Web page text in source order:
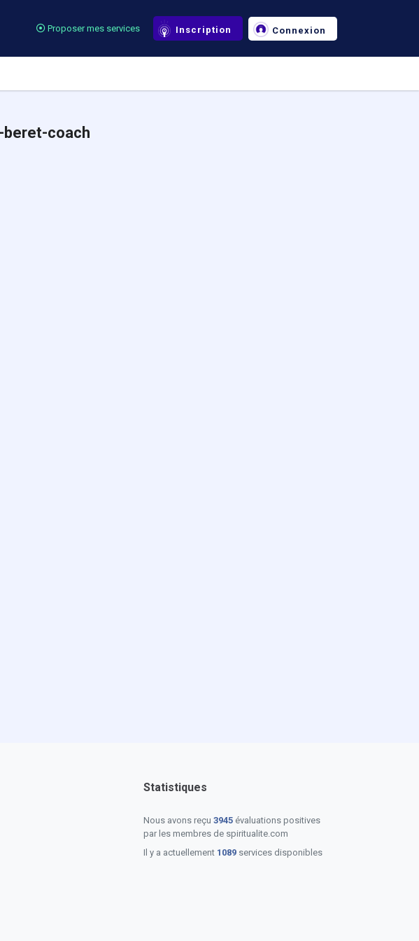
Proposer mes services Inscription Connexion
beret-coach
Statistiques
Nous avons reçu 3945évaluations positives
par les membres de spiritualite.com
Il y a actuellement 1089services disponibles